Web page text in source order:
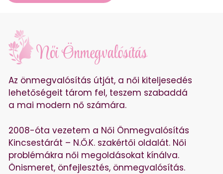
Az önmegvalósítás útját, a női kiteljesedés
lehetőségeit tárom fel, teszem szabaddá
a mai modern nő számára.
2008-óta vezetem a Női Önmegvalósítás
Kincsestárát – N.Ő.K. szakértői oldalát. Női
problémákra női megoldásokat kínálva.
Önismeret, önfejlesztés, önmegvalósítás.